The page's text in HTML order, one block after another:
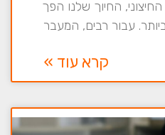
החיוך שלנו הפך
עבור רבים, המעבר
קרא עוד »